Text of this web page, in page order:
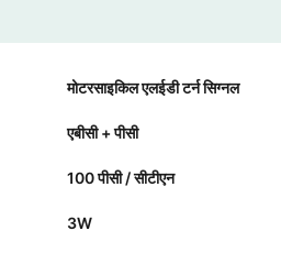
मोटरसाइकिल एलईडी टर्न सिग्नल
एबीसी + पीसी
100 पीसी / सीटीएन
3W